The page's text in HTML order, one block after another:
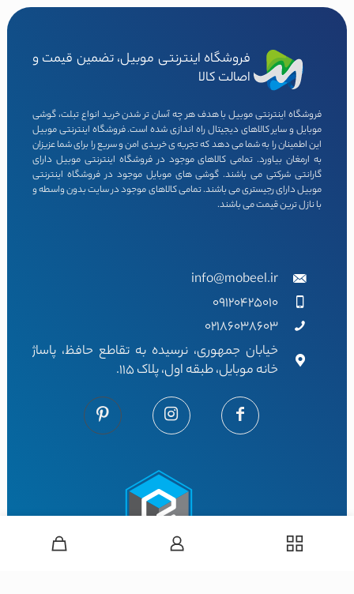
فروشگاه اینترنتی موبیل، تضمین قیمت و
اصالت کالا
فروشگاه اینترنتی موبیل با هدف هر چه آسان تر شدن خرید انواع تبلت، گوشی
موبایل و سایر کالاهای دیجیتال راه اندازی شده است. فروشگاه اینترنتی موبیل
این اطمینان را به شما می دهد که تجربه ی خریدی امن و سریع را برای شما عزیزان
به ارمغان بیاورد. تمامی کالاهای موجود در فروشگاه اینترنتی موبیل دارای
گارانتی شرکتی می باشند. گوشی های موبایل موجود در فروشگاه اینترنتی
موبیل دارای رجیستری می باشند. تمامی کالاهای موجود در سایت بدون واسطه و
با نازل ترین قیمت می باشند.
info@mobeel.ir
09120425010
02186038603
خیابان جمهوری، نرسیده به تقاطع حافظ، پاساژ
خانه موبایل، طبقه اول، پلاک 115.